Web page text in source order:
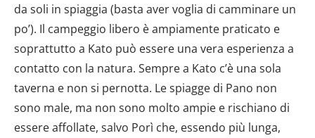
da soli in spiaggia (basta aver voglia di camminare un
po’). Il campeggio libero è ampiamente praticato e
soprattutto a Kato può essere una vera esperienza a
contatto con la natura. Sempre a Kato c’è una sola
taverna e non si pernotta. Le spiagge di Pano non
sono male, ma non sono molto ampie e rischiano di
essere affollate, salvo Porì che, essendo più lunga,